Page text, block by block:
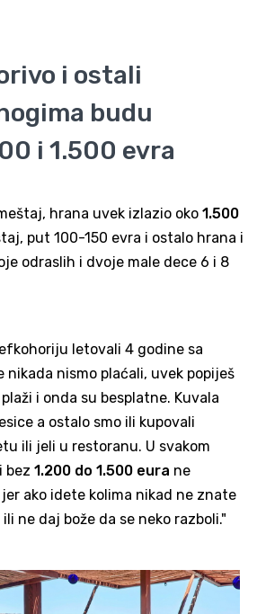
i ostali
budu
i 1.500 evra
hrana uvek izlazio oko 1.500
put 100-150 evra i ostalo hrana i
odraslih i dvoje male dece 6 i 8
letovali 4 godine sa
nikada nismo plaćali, uvek popiješ
i onda su besplatne. Kuvala
a ostalo smo ili kupovali
ili jeli u restoranu. U svakom
bez 1.200 do 1.500 eura ne
ako idete kolima nikad ne znate
ne daj bože da se neko razboli."